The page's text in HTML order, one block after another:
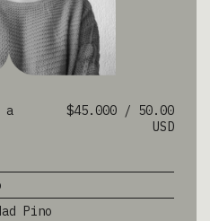
a
$45.000 / 50.00
USD
Pino
Seleccionados
Formación
Contenidos
Noticias